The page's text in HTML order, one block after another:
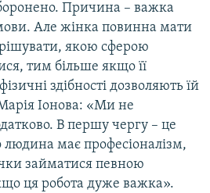
Причина – важка
Але жінка повинна мати
якою сферою
тим більше якщо її
здібності дозволяють їй
Іонова: «Ми не
В першу чергу – це
має професіоналізм,
займатися певною
ця робота дуже важка».